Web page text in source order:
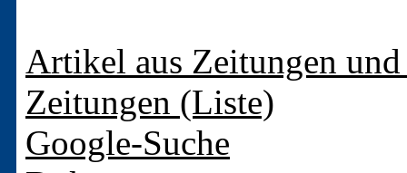
Artikel aus Zeitungen
Zeitungen (Liste)
Google-Suche